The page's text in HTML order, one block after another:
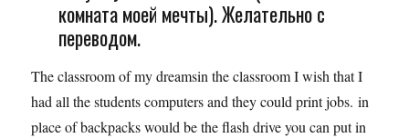
комната моей мечты). Желательно с
переводом.
The classroom of my dreamsin the classroom I wish that I
had all the students computers and they could print jobs. in
place of backpacks would be the flash drive you can put in